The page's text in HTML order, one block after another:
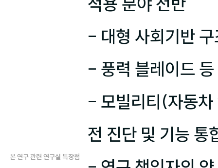
- 대형 사회기반
- 풍력 블레이드
- 모빌리티(자동차
전 진단 및 기능 통
본 연구 관련 연구실 특장점